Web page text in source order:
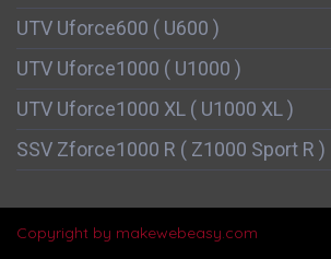
UTV Uforce600 ( U600 )
UTV Uforce1000 ( U1000 )
UTV Uforce1000 XL ( U1000 XL )
SSV Zforce1000 R ( Z1000 Sport R )
Copyright by makewebeasy.com